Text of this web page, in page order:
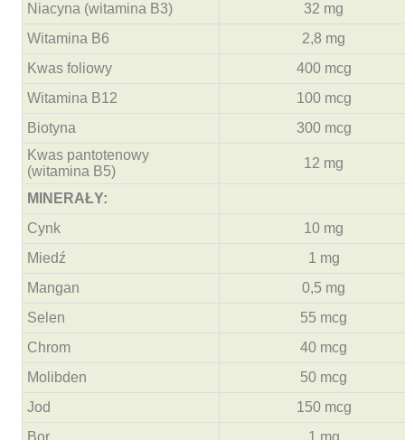
Niacyna (witamina B3)
32 mg
Witamina B6
2,8 mg
Kwas foliowy
400 mcg
Witamina B12
100 mcg
Biotyna
300 mcg
Kwas pantotenowy
(witamina B5)
12 mg
MINERAŁY:
Cynk
10 mg
Miedź
1 mg
Mangan
0,5 mg
Selen
55 mcg
Chrom
40 mcg
Molibden
50 mcg
Jod
150 mcg